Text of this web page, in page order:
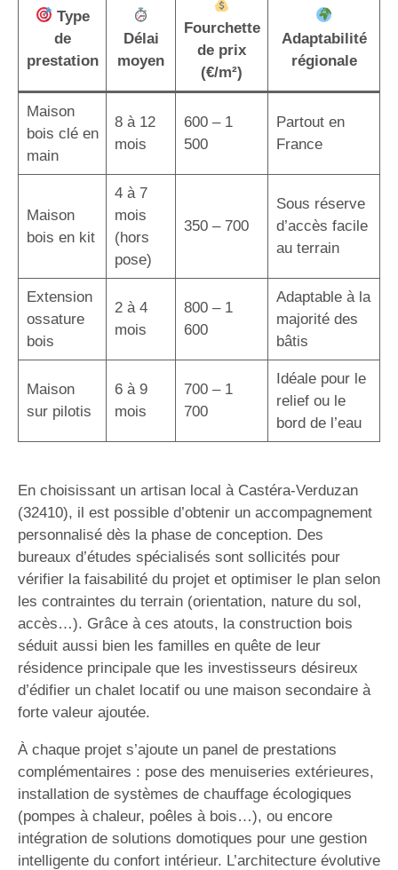
Type
de
prestation
Délai
moyen
Fourchette
de prix
(€/m²)
Adaptabilité
régionale
Maison
bois clé en
main
8 à 12
mois
600 – 1
500
Partout en
France
Maison
bois en kit
4 à 7
mois
(hors
pose)
350 – 700
Sous réserve
d’accès facile
au terrain
Extension
ossature
bois
2 à 4
mois
800 – 1
600
Adaptable à la
majorité des
bâtis
Maison
sur pilotis
6 à 9
mois
700 – 1
700
Idéale pour le
relief ou le
bord de l’eau
En choisissant un artisan local à Castéra-Verduzan
(32410), il est possible d’obtenir un accompagnement
personnalisé dès la phase de conception. Des
bureaux d’études spécialisés sont sollicités pour
vérifier la faisabilité du projet et optimiser le plan selon
les contraintes du terrain (orientation, nature du sol,
accès…). Grâce à ces atouts, la construction bois
séduit aussi bien les familles en quête de leur
résidence principale que les investisseurs désireux
d’édifier un chalet locatif ou une maison secondaire à
forte valeur ajoutée.
À chaque projet s’ajoute un panel de prestations
complémentaires : pose des menuiseries extérieures,
installation de systèmes de chauffage écologiques
(pompes à chaleur, poêles à bois…), ou encore
intégration de solutions domotiques pour une gestion
intelligente du confort intérieur. L’architecture évolutive